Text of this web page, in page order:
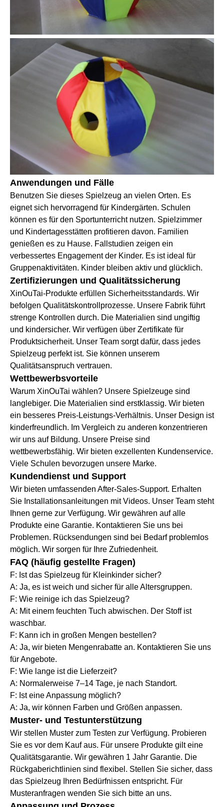
Anwendungen und Fälle
Benutzen Sie dieses Spielzeug an vielen Orten. Es
eignet sich hervorragend für Kindergärten. Schulen
können es für den Sportunterricht nutzen. Spielzimmer
und Kindertagesstätten profitieren davon. Familien
genießen es zu Hause. Fallstudien zeigen ein
verbessertes Engagement der Kinder. Es ist ideal für
Gruppenaktivitäten. Kinder bleiben aktiv und glücklich.
Zertifizierungen und Qualitätssicherung
XinOuTai-Produkte erfüllen Sicherheitsstandards. Wir
befolgen Qualitätskontrollprozesse. Unsere Fabrik führt
strenge Kontrollen durch. Die Materialien sind ungiftig
und kindersicher. Wir verfügen über Zertifikate für
Produktsicherheit. Unser Team sorgt dafür, dass jedes
Spielzeug perfekt ist. Sie können unserem
Qualitätsanspruch vertrauen.
Wettbewerbsvorteile
Warum XinOuTai wählen? Unsere Spielzeuge sind
langlebiger. Die Materialien sind erstklassig. Wir bieten
ein besseres Preis-Leistungs-Verhältnis. Unser Design ist
kinderfreundlich. Im Vergleich zu anderen konzentrieren
wir uns auf Bildung. Unsere Preise sind
wettbewerbsfähig. Wir bieten exzellenten Kundenservice.
Viele Schulen bevorzugen unsere Marke.
Kundendienst und Support
Wir bieten umfassenden After-Sales-Support. Erhalten
Sie Installationsanleitungen mit Videos. Unser Team steht
Ihnen gerne zur Verfügung. Wir gewähren auf alle
Produkte eine Garantie. Kontaktieren Sie uns bei
Problemen. Rücksendungen sind bei Bedarf problemlos
möglich. Wir sorgen für Ihre Zufriedenheit.
FAQ (häufig gestellte Fragen)
F: Ist das Spielzeug für Kleinkinder sicher?
A: Ja, es ist weich und sicher für alle Altersgruppen.
F: Wie reinige ich das Spielzeug?
A: Mit einem feuchten Tuch abwischen. Der Stoff ist
waschbar.
F: Kann ich in großen Mengen bestellen?
A: Ja, wir bieten Mengenrabatte an. Kontaktieren Sie uns
für Angebote.
F: Wie lange ist die Lieferzeit?
A: Normalerweise 7–14 Tage, je nach Standort.
F: Ist eine Anpassung möglich?
A: Ja, wir können Farben und Größen anpassen.
Muster- und Testunterstützung
Wir stellen Muster zum Testen zur Verfügung. Probieren
Sie es vor dem Kauf aus. Für unsere Produkte gilt eine
Qualitätsgarantie. Wir gewähren 1 Jahr Garantie. Die
Rückgaberichtlinien sind flexibel. Stellen Sie sicher, dass
das Spielzeug Ihren Bedürfnissen entspricht. Für
Musteranfragen wenden Sie sich bitte an uns.